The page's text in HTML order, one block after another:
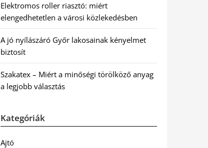
Elektromos roller riasztó: miért
elengedhetetlen a városi közlekedésben
A jó nyílászáró Győr lakosainak kényelmet
biztosít
Szakatex – Miért a minőségi törölköző anyag
a legjobb választás
Kategóriák
Ajtó